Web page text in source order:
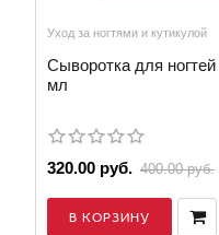
Уход за ногтями и кутикулой
Сыворотка для
мл
320.00 руб. 400.00 руб.
В КОРЗИНУ